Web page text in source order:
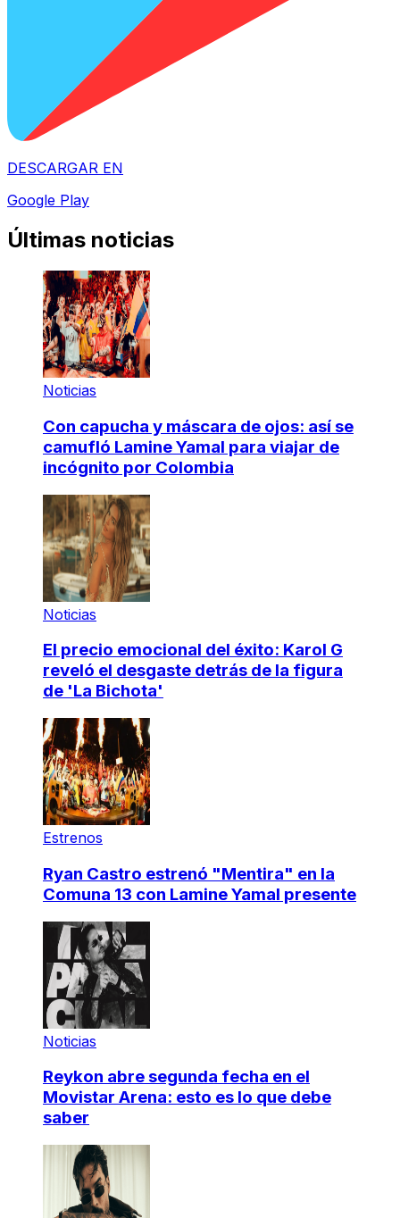
DESCARGAR EN
Google Play
Últimas noticias
Noticias
Con capucha y máscara de ojos: así se
camufló Lamine Yamal para viajar de
incógnito por Colombia
Noticias
El precio emocional del éxito: Karol G
reveló el desgaste detrás de la figura
de 'La Bichota'
Estrenos
Ryan Castro estrenó "Mentira" en la
Comuna 13 con Lamine Yamal presente
Noticias
Reykon abre segunda fecha en el
Movistar Arena: esto es lo que debe
saber